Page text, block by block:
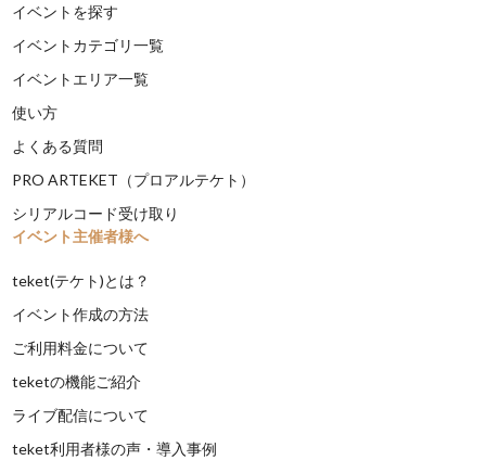
イベントを探す
イベントカテゴリ一覧
イベントエリア一覧
使い方
よくある質問
PRO ARTEKET（プロアルテケト）
シリアルコード受け取り
イベント主催者様へ
teket(テケト)とは？
イベント作成の方法
ご利用料金について
teketの機能ご紹介
ライブ配信について
teket利用者様の声・導入事例